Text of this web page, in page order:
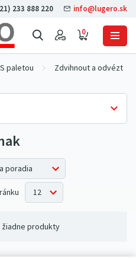
0
233 888 220 info@lugero.sk
S paletou
Zdvihnout a odvézt
produkty